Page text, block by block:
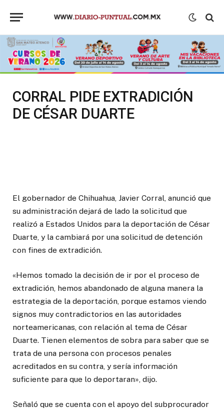
CORRAL PIDE EXTRADICIÓN
DE CÉSAR DUARTE
El gobernador de Chihuahua, Javier Corral, anunció que
su administración dejará de lado la solicitud que
realizó a Estados Unidos para la deportación de César
Duarte, y la cambiará por una solicitud de detención
con fines de extradición.
«Hemos tomado la decisión de ir por el proceso de
extradición, hemos abandonado de alguna manera la
estrategia de la deportación, porque estamos viendo
signos muy contradictorios en las autoridades
norteamericanas, con relación al tema de César
Duarte. Tienen elementos de sobra para saber que se
trata de una persona con procesos penales
acreditados en su contra, y sería información
suficiente para que lo deportaran», dijo.
Señaló que se cuenta con el apoyo del subprocurador